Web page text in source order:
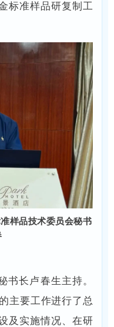
标准样品研复制工
样品技术委员会秘书
书长卢春生主持。
主要工作进行了总
及实施情况、在研